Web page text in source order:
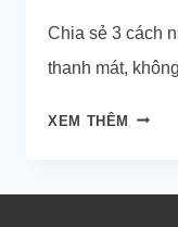
Chia sẻ 3 cách
thanh mát,
XEM THÊM
CANH